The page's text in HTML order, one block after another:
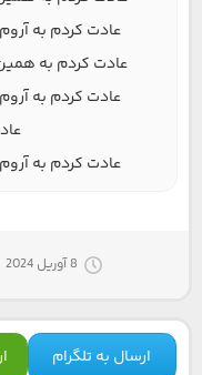
عادت کردم به
عادت کردم به
عادت کردم به
عادت کردم به
8 آوریل 2024
ارسال به تلگرام